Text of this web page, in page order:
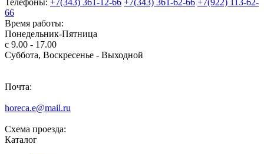
Телефоны: +7(343) 361-12-66 +7(343) 361-62-66 +7(922) 113-62-
66
Время работы:
Понедельник-Пятница
с 9.00 - 17.00
Суббота, Воскресенье - Выходной
Почта:
horeca.e@mail.ru
Схема проезда:
Каталог